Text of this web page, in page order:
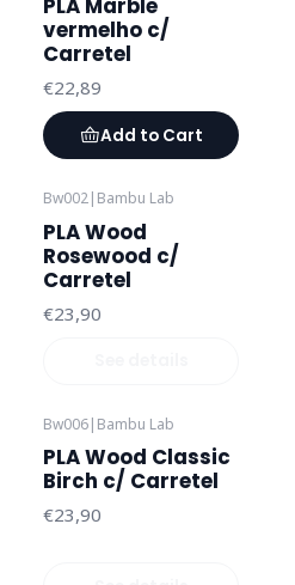
PLA Marble
vermelho c/
Carretel
€22,89
Add to Cart
Bw002| Bambu Lab
PLA Wood
Rosewood c/
Carretel
€23,90
Bw006| Bambu Lab
PLA Wood Classic
Birch c/ Carretel
€23,90